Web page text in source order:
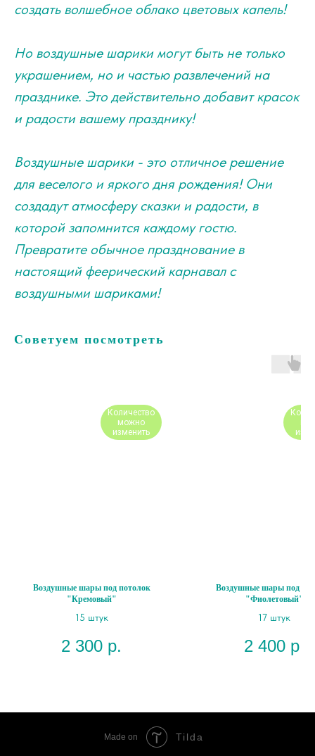
создать волшебное облако цветовых капель!
Но воздушные шарики могут быть не только
украшением, но и частью развлечений на
празднике. Это действительно добавит красок
и радости вашему празднику!
Воздушные шарики - это отличное решение
для веселого и яркого дня рождения! Они
создадут атмосферу сказки и радости, в
которой запомнится каждому гостю.
Превратите обычное празднование в
настоящий феерический карнавал с
воздушными шариками!
Советуем посмотреть
Количество
можно
изменить
Воздушные шары под потолок
"Кремовый"
15 штук
2 300 р.
Воздушные шары под
"Фиолетовый"
17 штук
2 400 р.
Made on Tilda